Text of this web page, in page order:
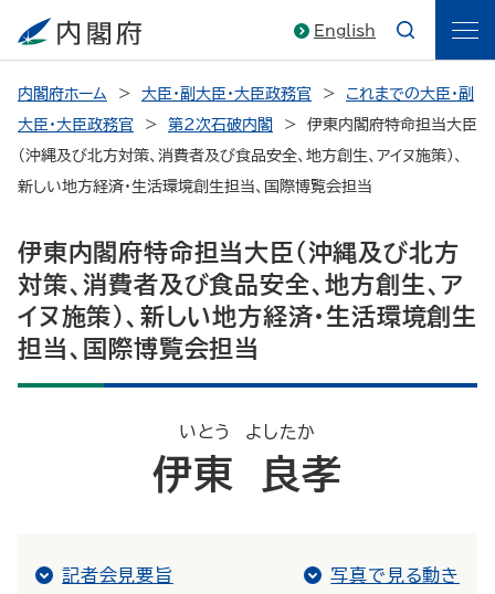
English
内閣府ホーム 大臣・副大臣・大臣政務官
これまでの大臣・副
大臣・大臣政務官
第2次石破内閣
伊東内閣府特命担当大臣
（沖縄及び北方対策、消費者及び食品安全、地方創生、アイヌ施策）、
新しい地方経済・生活環境創生担当、国際博覧会担当
伊東内閣府特命担当大臣（沖縄及び北方
対策、消費者及び食品安全、地方創生、ア
イヌ施策）、新しい地方経済・生活環境創生
担当、国際博覧会担当
いとう よしたか
伊東 良孝
記者会見要旨 写真で見る動き